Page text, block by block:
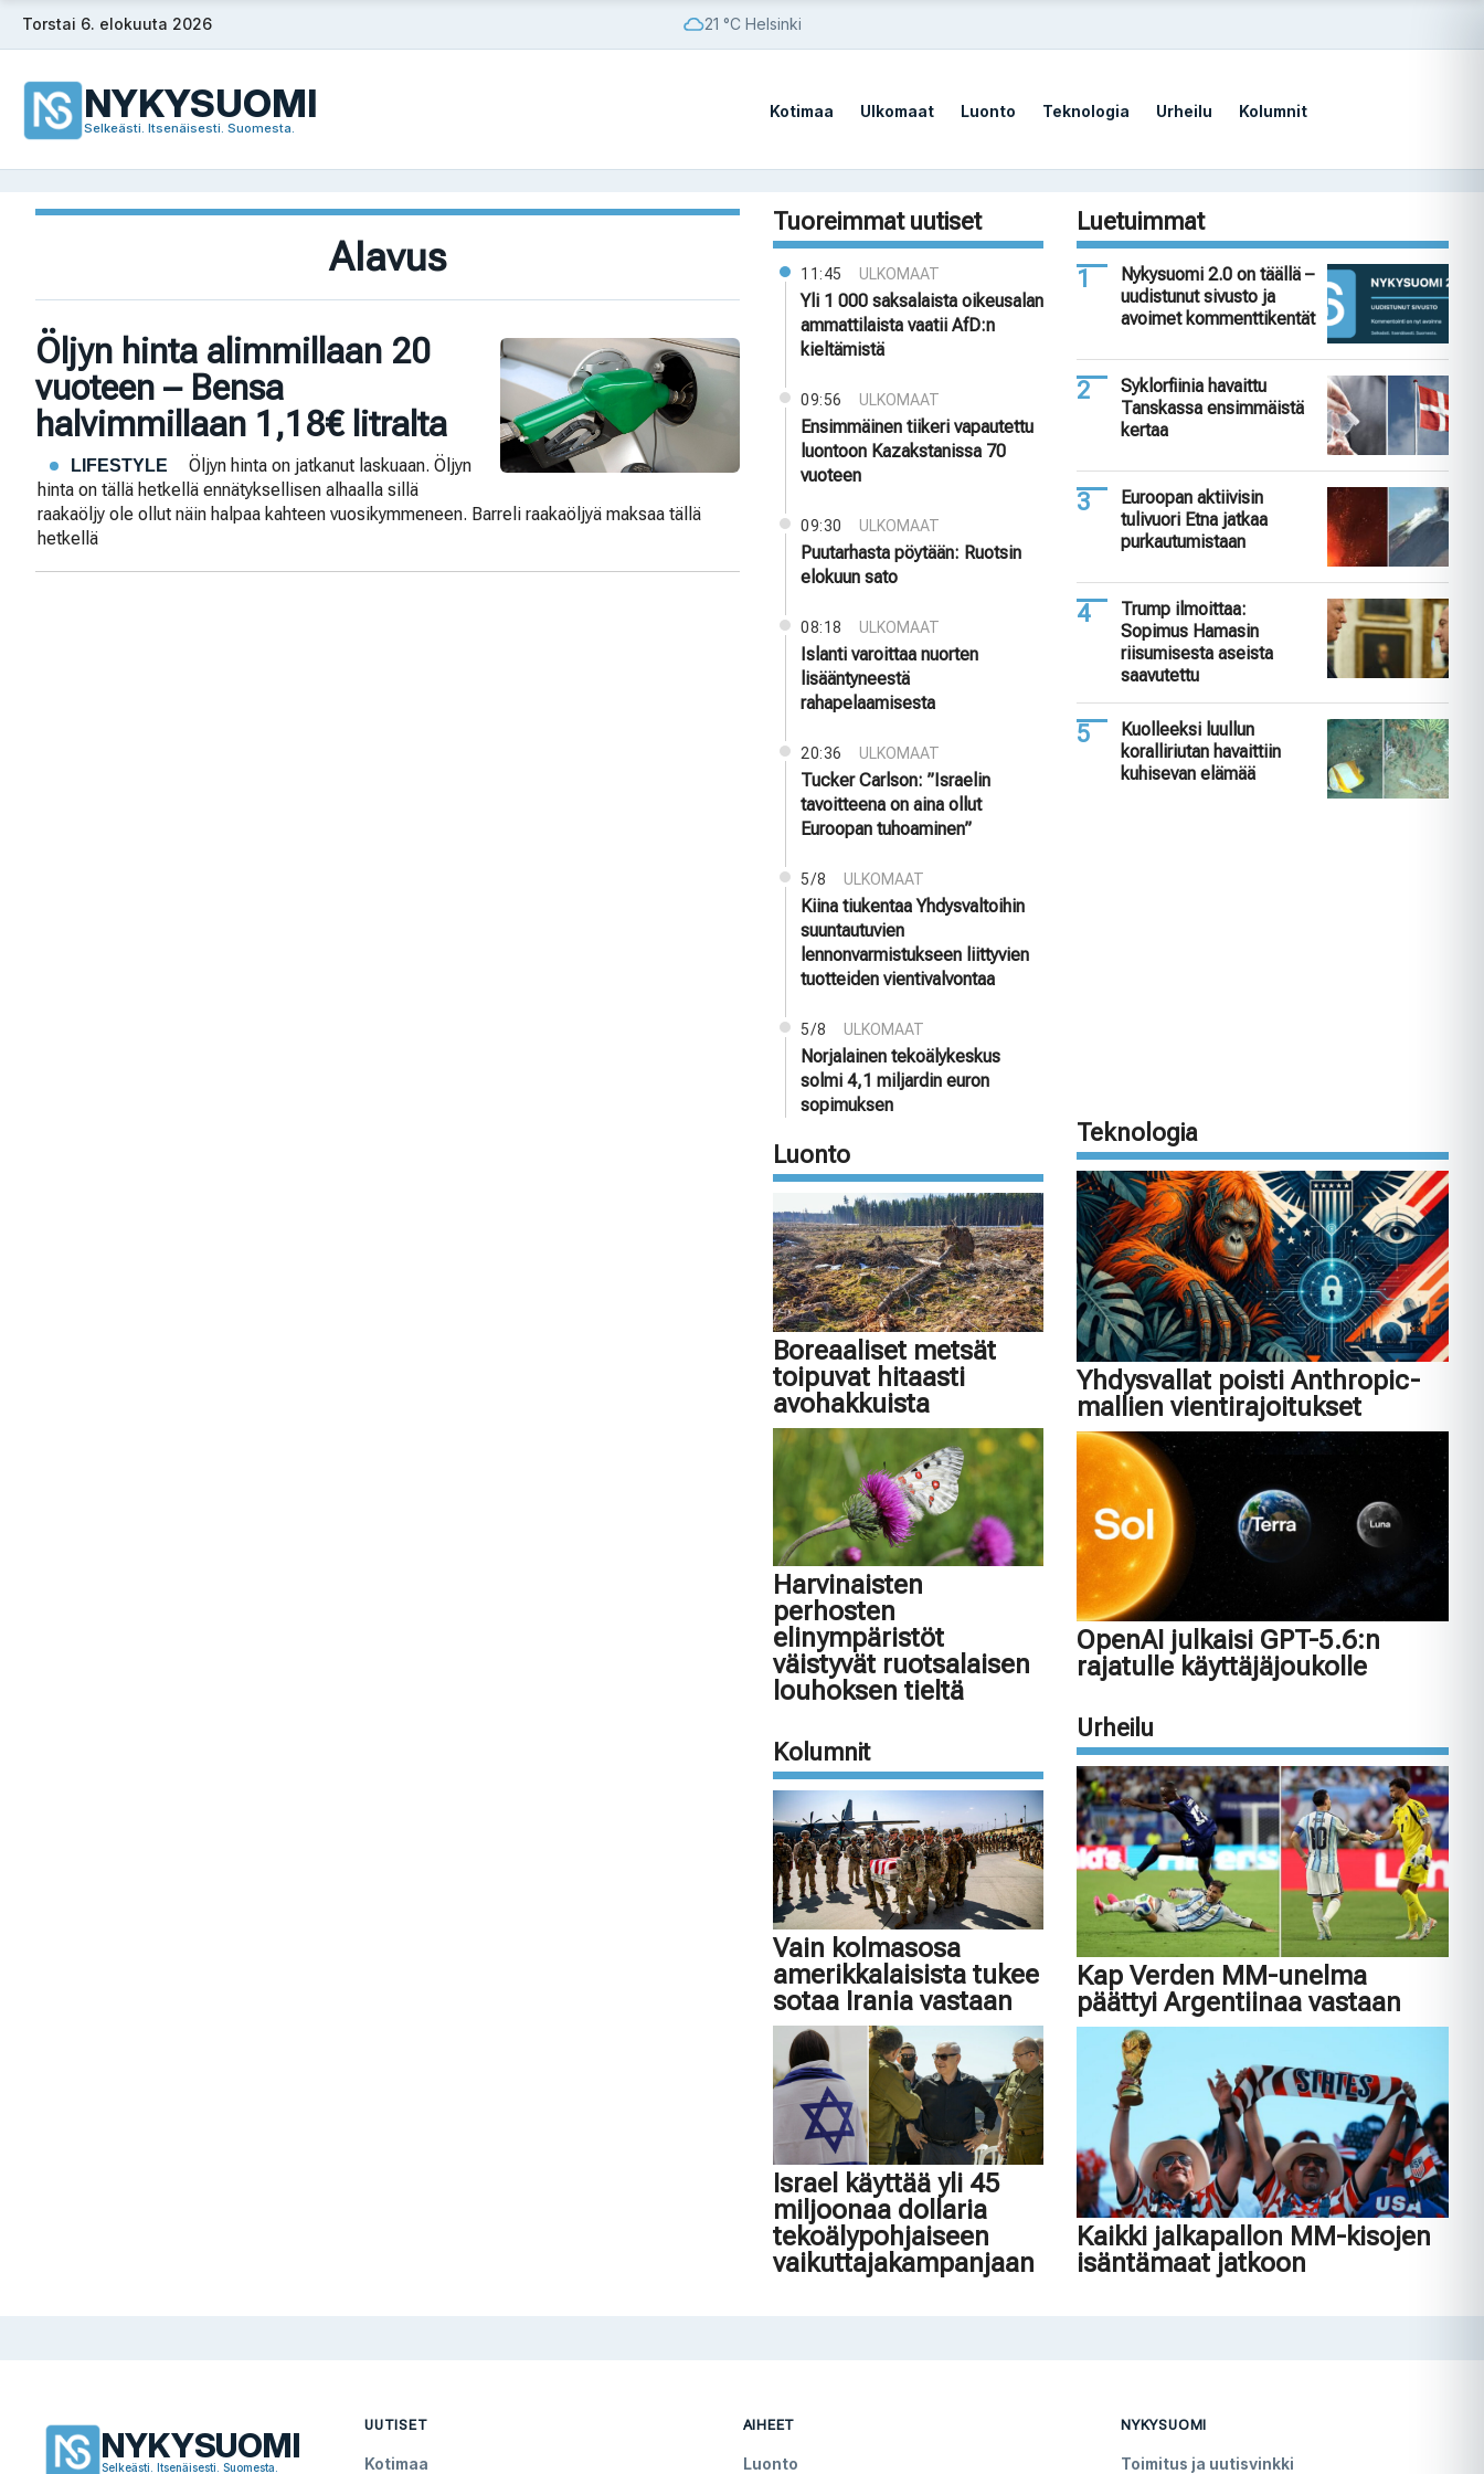
SiirryTorstai 6. elokuuta 2026 21 °C Helsinki
NYKYSUOMI
Selkeästi. Itsenäisesti. Suomesta.
Kotimaa Ulkomaat Luonto Teknologia Urheilu Kolumnit
Alavus
Öljyn hinta alimmillaan 20
vuoteen – Bensa
halvimmillaan 1,18€ litralta
LIFESTYLE
Öljyn hinta on jatkanut laskuaan. Öljyn
hinta on tällä hetkellä ennätyksellisen alhaalla sillä
raakaöljy ole ollut näin halpaa kahteen vuosikymmeneen. Barreli raakaöljyä maksaa tällä
hetkellä
Tuoreimmat uutiset
11:45 ULKOMAAT
Yli 1 000 saksalaista oikeusalan
ammattilaista vaatii AfD:n
kieltämistä
09:56 ULKOMAAT
Ensimmäinen tiikeri vapautettu
luontoon Kazakstanissa 70
vuoteen
09:30 ULKOMAAT
Puutarhasta pöytään: Ruotsin
elokuun sato
08:18 ULKOMAAT
Islanti varoittaa nuorten
lisääntyneestä
rahapelaamisesta
20:36 ULKOMAAT
Tucker Carlson: ”Israelin
tavoitteena on aina ollut
Euroopan tuhoaminen”
5/8 ULKOMAAT
Kiina tiukentaa Yhdysvaltoihin
suuntautuvien
lennonvarmistukseen liittyvien
tuotteiden vientivalvontaa
5/8 ULKOMAAT
Norjalainen tekoälykeskus
solmi 4,1 miljardin euron
sopimuksen
Luonto
Boreaaliset metsät
toipuvat hitaasti
avohakkuista
Harvinaisten
perhosten
elinympäristöt
väistyvät ruotsalaisen
louhoksen tieltä
Kolumnit
Vain kolmasosa
amerikkalaisista tukee
sotaa Irania vastaan
Israel käyttää yli 45
miljoonaa dollaria
tekoälypohjaiseen
vaikuttajakampanjaan
Luetuimmat
Nykysuomi 2.0 on täällä –
uudistunut sivusto ja
avoimet kommenttikentät
Syklorfiinia havaittu
Tanskassa ensimmäistä
kertaa
Euroopan aktiivisin
tulivuori Etna jatkaa
purkautumistaan
Trump ilmoittaa:
Sopimus Hamasin
riisumisesta aseista
saavutettu
Kuolleeksi luullun
koralliriutan havaittiin
kuhisevan elämää
Teknologia
Yhdysvallat poisti Anthropic-
mallien vientirajoitukset
OpenAI julkaisi GPT-5.6:n
rajatulle käyttäjäjoukolle
Urheilu
Kap Verden MM-unelma
päättyi Argentiinaa vastaan
Kaikki jalkapallon MM-kisojen
isäntämaat jatkoon
NYKYSUOMI
Selkeästi. Itsenäisesti. Suomesta.
UUTISET
Kotimaa
AIHEET
Luonto
NYKYSUOMI
Toimitus ja uutisvinkki